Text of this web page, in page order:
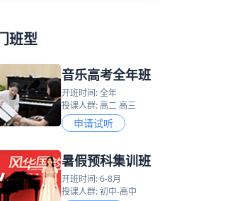
班型
音乐高考全年班
开班时间: 全年
授课人群: 高二 高三
申请试听
暑假预科集训班
开班时间: 6-8月
授课人群: 初中-高中